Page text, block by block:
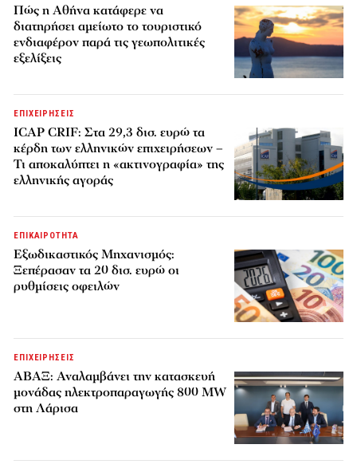
Πώς η Αθήνα κατάφερε να
διατηρήσει αμείωτο το τουριστικό
ενδιαφέρον παρά τις γεωπολιτικές
εξελίξεις
ΕΠΙΧΕΙΡΗΣΕΙΣ
ICAP CRIF: Στα 29,3 δισ. ευρώ τα
κέρδη των ελληνικών επιχειρήσεων –
Τι αποκαλύπτει η «ακτινογραφία» της
ελληνικής αγοράς
ΕΠΙΚΑΙΡΟΤΗΤΑ
Εξωδικαστικός Μηχανισμός:
Ξεπέρασαν τα 20 δισ. ευρώ οι
ρυθμίσεις οφειλών
ΕΠΙΧΕΙΡΗΣΕΙΣ
ΑΒΑΞ: Αναλαμβάνει την κατασκευή
μονάδας ηλεκτροπαραγωγής 800 MW
στη Λάρισα